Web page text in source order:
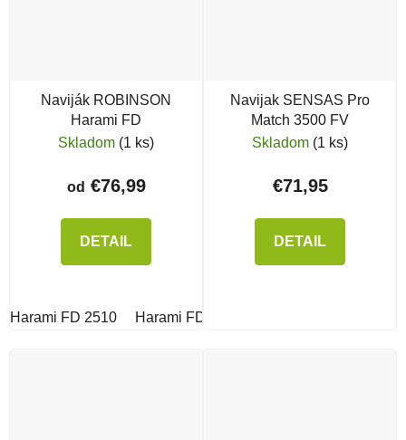
Naviják ROBINSON
Harami FD
Skladom (1 ks)
od €76,99
DETAIL
Harami FD 2510 Harami FD 2010
Navijak SENSAS Pro
Match 3500 FV
Skladom (1 ks)
€71,95
DETAIL